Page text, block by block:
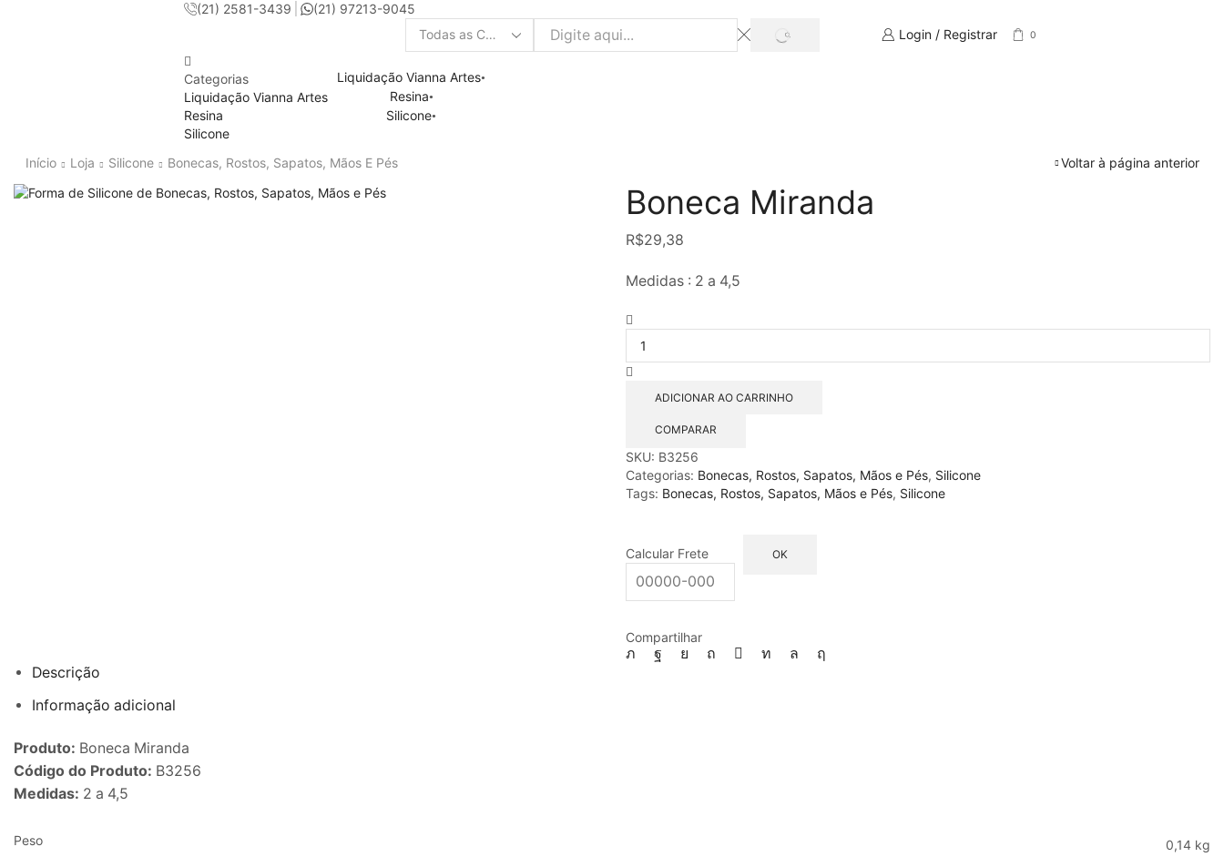
(21) 2581-3439 (21) 97213-9045
Search
SEARCH Login / Registrar 0
Categorias
Liquidação Vianna Artes
Resina
Silicone
Liquidação Vianna Artes
Resina
Silicone
Início Loja Silicone Bonecas, Rostos, Sapatos, Mãos E Pés Voltar à página anterior
Boneca Miranda
R$29,38
Medidas : 2 a 4,5
quantidade
ADICIONAR AO CARRINHO
COMPARAR
SKU: B3256
Categorias: Bonecas, Rostos, Sapatos, Mãos e Pés, Silicone
Tags: Bonecas, Rostos, Sapatos, Mãos e Pés, Silicone
Calcular Frete OK
Compartilhar
Descrição
Informação adicional
Produto: Boneca Miranda
Código do Produto: B3256
Medidas: 2 a 4,5
Peso 0,14 kg